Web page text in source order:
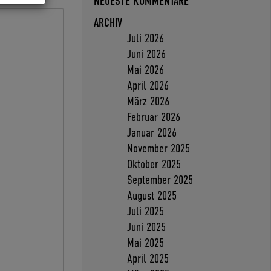
ARCHIV
Juli 2026
Juni 2026
Mai 2026
April 2026
März 2026
Februar 2026
Januar 2026
November 2025
Oktober 2025
September 2025
August 2025
Juli 2025
Juni 2025
Mai 2025
April 2025